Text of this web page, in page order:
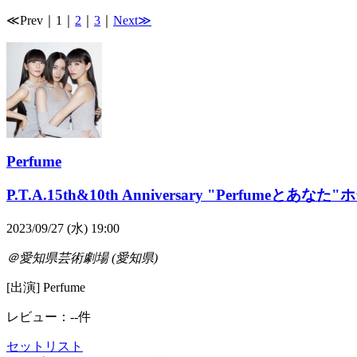
≪Prev 1 2 3 Next≫
Perfume
P.T.A.15th&10th Anniversary "Perfumeとあなた"
2023/09/27 (水) 19:00
＠愛知県芸術劇場 (愛知県)
[出演] Perfume
レビュー：--件
セットリスト